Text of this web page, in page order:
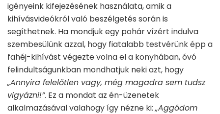
igényeink kifejezésének használata, amik a
kihívásvideókról való beszélgetés során is
segíthetnek. Ha mondjuk egy pohár vízért indulva
szembesülünk azzal, hogy fiatalabb testvérünk épp a
fahéj-kihívást végezte volna el a konyhában, óvó
felindultságunkban mondhatjuk neki azt, hogy
„Annyira felelőtlen vagy, még magadra sem tudsz
vigyázni!”. Ez a mondat az én-üzenetek
alkalmazásával valahogy így nézne ki:„Aggódom